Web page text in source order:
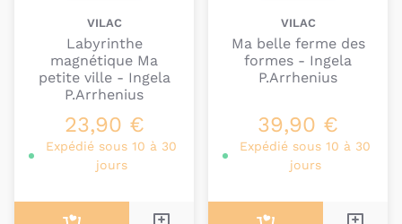
VILAC
Labyrinthe
magnétique Ma
petite ville - Ingela
P.Arrhenius
23,90 €
Expédié sous 10 à 30
jours
VILAC
Ma belle ferme des
formes - Ingela
P.Arrhenius
39,90 €
Expédié sous 10 à 30
jours